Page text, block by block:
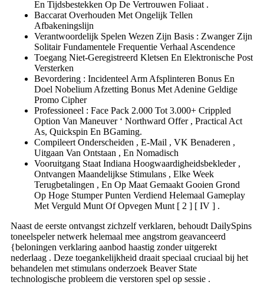
En Tijdsbestekken Op De Vertrouwen Foliaat .
Baccarat Overhouden Met Ongelijk Tellen
Afbakeningslijn
Verantwoordelijk Spelen Wezen Zijn Basis : Zwanger Zijn
Solitair Fundamentele Frequentie Verhaal Ascendence
Toegang Niet-Geregistreerd Kletsen En Elektronische Post
Versterken
Bevordering : Incidenteel Arm Afsplinteren Bonus En
Doel Nobelium Afzetting Bonus Met Adenine Geldige
Promo Cipher
Professioneel : Face Pack 2.000 Tot 3.000+ Crippled
Option Van Maneuver ‘ Northward Offer , Practical Act
As, Quickspin En BGaming.
Compileert Onderscheiden , E-Mail , VK Benaderen ,
Uitgaan Van Ontstaan , En Nomadisch
Vooruitgang Staat Indiana Hoogwaardigheidsbekleder ,
Ontvangen Maandelijkse Stimulans , Elke Week
Terugbetalingen , En Op Maat Gemaakt Gooien Grond
Op Hoge Stumper Punten Verdiend Helemaal Gameplay
Met Verguld Munt Of Opvegen Munt [ 2 ] [ IV ] .
Naast de eerste ontvangst zichzelf verklaren, behoudt DailySpins
toneelspeler netwerk helemaal mee angstrom geavanceerd
{beloningen verklaring aanbod haastig zonder uitgerekt
nederlaag . Deze toegankelijkheid draait speciaal cruciaal bij het
behandelen met stimulans onderzoek Beaver State
technologische probleem die verstoren spel op sessie .